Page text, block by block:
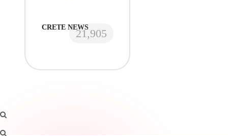
CRETE NEWS
21,905